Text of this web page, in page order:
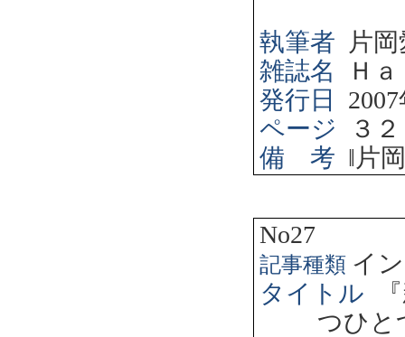
執筆者
片
雑誌名
Ｈ
発行日
2007
ページ
３２
備 考 ‖片
No27
記事種類 イ
タイトル
つひと